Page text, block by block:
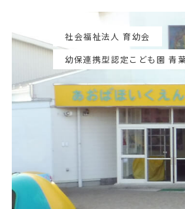
社会福祉法人 育幼会
幼保連携型認定こども園 青